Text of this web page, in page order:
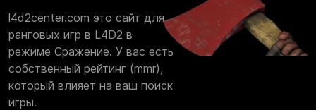
l4d2center.com это сайт для
ранговых игр в L4D2 в
режиме Сражение. У вас есть
собственный рейтинг (mmr),
который влияет на ваш поиск
игры.